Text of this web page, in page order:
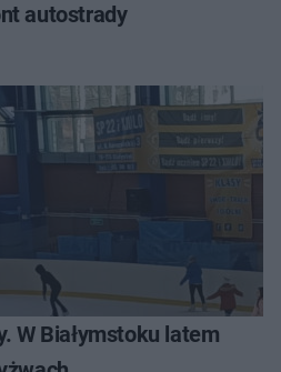
autostrady
W Białymstoku latem